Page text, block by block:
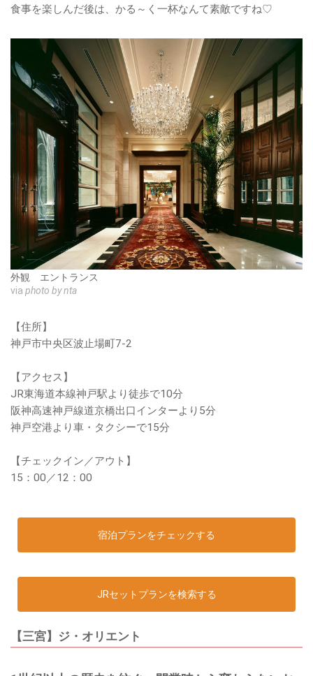
食事を楽しんだ後は、かる～く一杯なんて素敵ですね♡
外観 エントランス
via photo by nta
【住所】
神戸市中央区波止場町7-2
【アクセス】
JR東海道本線神戸駅より徒歩で10分
阪神高速神戸線道京橋出口インターより5分
神戸空港より車・タクシーで15分
【チェックイン／アウト】
15：00／12：00
宿泊プランをチェックする
JRセットプランを検索する
【三宮】ジ・オリエント